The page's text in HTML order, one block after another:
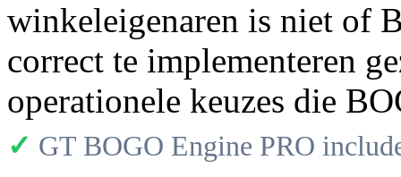
winkeleigenaren is niet of
correct te implementeren
operationele keuzes die
✓ GT BOGO Engine PRO